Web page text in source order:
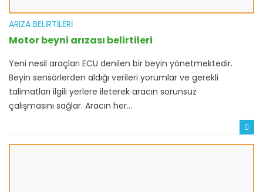
ARIZA BELIRTILERI
Motor beyni arızası belirtileri
Yeni nesil araçları ECU denilen bir beyin yönetmektedir.
Beyin sensörlerden aldığı verileri yorumlar ve gerekli
talimatları ilgili yerlere ileterek aracın sorunsuz
çalışmasını sağlar. Aracın her...